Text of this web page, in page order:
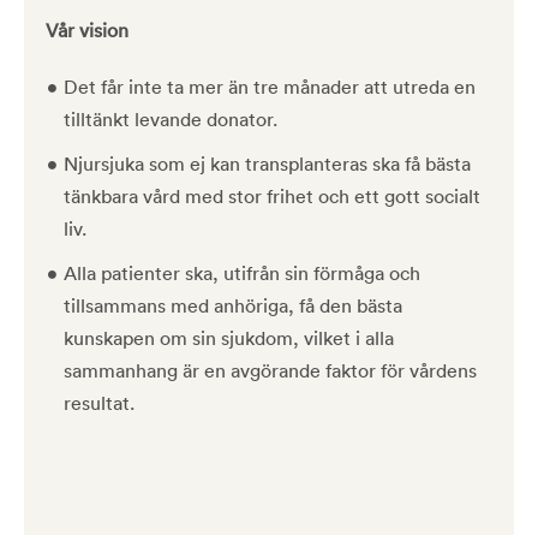
Vår vision
Det får inte ta mer än tre månader att utreda en
tilltänkt levande donator.
Njursjuka som ej kan transplanteras ska få bästa
tänkbara vård med stor frihet och ett gott socialt
liv.
Alla patienter ska, utifrån sin förmåga och
tillsammans med anhöriga, få den bästa
kunskapen om sin sjukdom, vilket i alla
sammanhang är en avgörande faktor för vårdens
resultat.